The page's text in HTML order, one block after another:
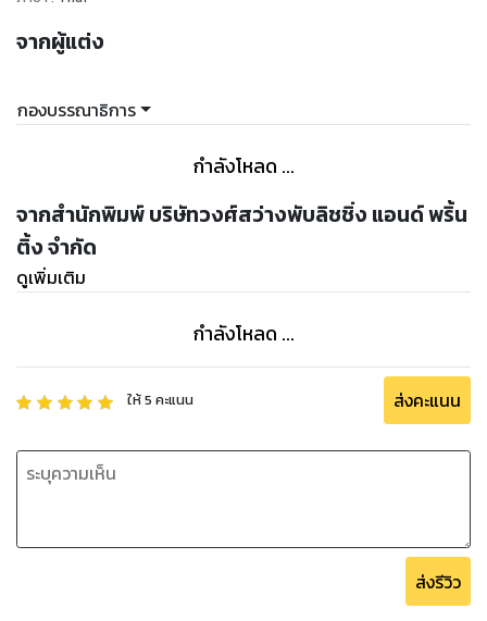
จากผู้แต่ง
กองบรรณาธิการ
กำลังโหลด ...
จากสำนักพิมพ์ บริษัทวงศ์สว่างพับลิชชิ่ง แอนด์ พริ้น
ติ้ง จำกัด
ดูเพิ่มเติม
กำลังโหลด ...
ให้5 คะแนน ส่งคะแนน
ส่งรีวิว